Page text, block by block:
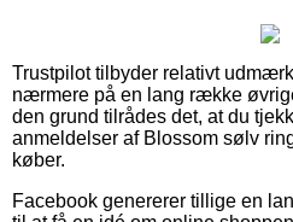
Trustpilot tilbyder relativt
nærmere på en lang række
den grund tilrådes det, at du
anmeldelser af Blossom sølv
køber.
Facebook genererer tillige en